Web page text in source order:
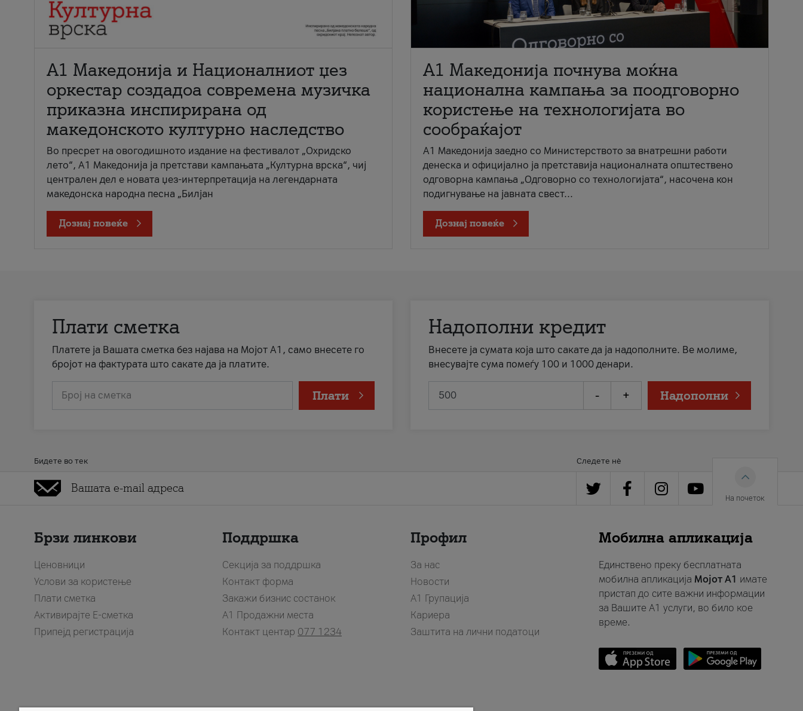
А1 Македонија и Националниот џез
оркестар создадоа современа музичка
приказна инспирирана од
македонското културно наследство
Во пресрет на овогодишното издание на фестивалот „Охридско
лето“, А1 Македонија ја претстави кампањата „Културна врска“, чиј
централен дел е новата џез-интерпретација на легендарната
македонска народна песна „Билјан
Дознај повеќе
A1 Македонија почнува моќна
национална кампања за поодговорно
користење на технологијата во
сообраќајот
A1 Македонија заедно со Министерството за внатрешни работи
денеска и официјално ја претставија националната општествено
одговорна кампања „Одговорно со технологијата“, насочена кон
подигнување на јавната свест...
Дознај повеќе
Плати сметка
Платете ја Вашата сметка без најава на Мојот А1, само внесете го
бројот на фактурата што сакате да ја платите.
Број на сметка Плати
Надополни кредит
Внесете ја сумата која што сакате да ја надополните. Ве молиме,
внесувајте сума помеѓу 100 и 1000 денари.
- + Надополни
Бидете во тек Следете нè
На почеток
Брзи линкови
Ценовници
Услови за користење
Плати сметка
Активирајте Е-сметка
Припејд регистрација
Поддршка
Секција за поддршка
Контакт форма
Закажи бизнис состанок
A1 Продажни места
Контакт центар 077 1234
Профил
За нас
Новости
А1 Групација
Кариера
Заштита на лични податоци
Мобилна апликација
Единствено преку бесплатната
мобилна апликација Мојот A1 имате
пристап до сите важни информации
за Вашите A1 услуги, во било кое
време.